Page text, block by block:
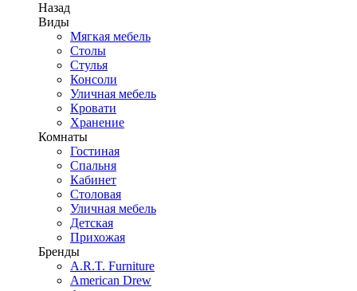
Назад
Виды
Мягкая мебель
Столы
Стулья
Консоли
Уличная мебель
Кровати
Хранение
Комнаты
Гостиная
Спальня
Кабинет
Столовая
Уличная мебель
Детская
Прихожая
Бренды
A.R.T. Furniture
American Drew